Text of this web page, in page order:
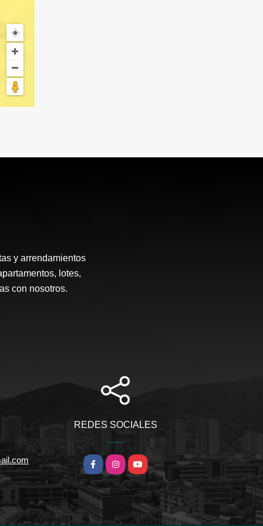
y arrendamientos
lotes,
con nosotros.
REDES SOCIALES
FacebookInstagramYouTube